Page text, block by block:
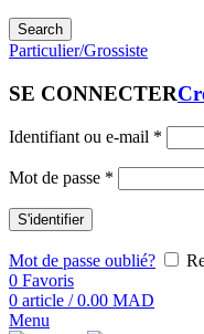
Search
Particulier/Grossiste
SE CONNECTER
Identifiant ou e-mail *
Mot de passe *
S'identifier
Mot de passe oublié?
0 Favoris
0 article / 0.00 MAD
Menu